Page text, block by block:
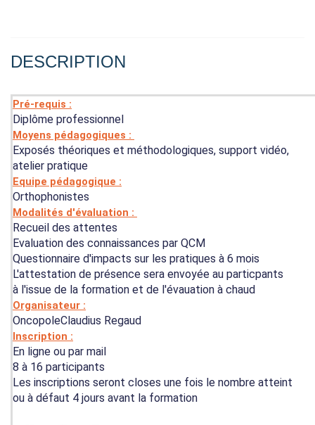
DESCRIPTION
Pré-requis :
Diplôme professionnel
Moyens pédagogiques :
Exposés théoriques et méthodologiques, support vidéo,
atelier pratique
Equipe pédagogique :
Orthophonistes
Modalités d'évaluation :
Recueil des attentes
Evaluation des connaissances par QCM
Questionnaire d'impacts sur les pratiques à 6 mois
L'attestation de présence sera envoyée au particpants
à l'issue de la formation et de l'évauation à chaud
Organisateur :
OncopoleClaudius Regaud
Inscription :
En ligne ou par mail
8 à 16 participants
Les inscriptions seront closes une fois le nombre atteint
ou à défaut 4 jours avant la formation